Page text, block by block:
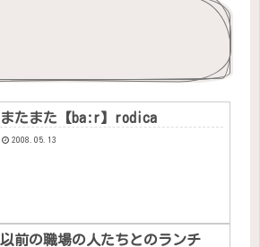
またまた【ba:r】rodica
2008.05.13
以前の職場の人たちとのランチ